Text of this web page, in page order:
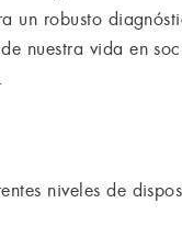
robusto
nuestra vida en
niveles de